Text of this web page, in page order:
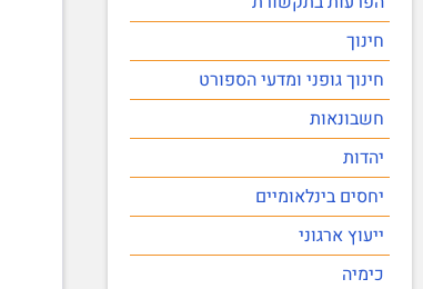
חינוך
חינוך גופני ומדעי הספורט
חשבונאות
יהדות
יחסים בינלאומיים
ייעוץ ארגוני
כימיה